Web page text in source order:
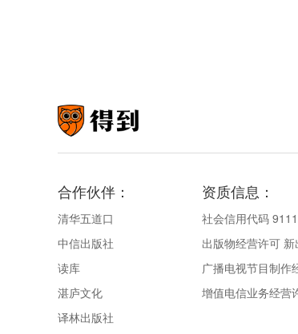
合作伙伴：
清华五道口
中信出版社
读库
湛庐文化
译林出版社
资质信息：
社会信用代码
出版物经营许可
广播电视节目制作
增值电信业务经营